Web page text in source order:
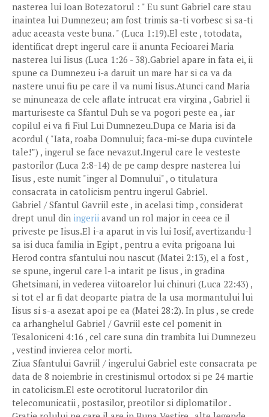
nasterea lui Ioan Botezatorul : " Eu sunt Gabriel care stau
inaintea lui Dumnezeu; am fost trimis sa-ti vorbesc si sa-ti
aduc aceasta veste buna. " (Luca 1:19).El este , totodata,
identificat drept ingerul care ii anunta Fecioarei Maria
nasterea lui Iisus (Luca 1:26 - 38).Gabriel apare in fata ei, ii
spune ca Dumnezeu i-a daruit un mare har si ca va da
nastere unui fiu pe care il va numi Iisus.Atunci cand Maria
se minuneaza de cele aflate intrucat era virgina , Gabriel ii
marturiseste ca Sfantul Duh se va pogori peste ea , iar
copilul ei va fi Fiul Lui Dumnezeu.Dupa ce Maria isi da
acordul ( "Iata, roaba Domnului; faca-mi-se dupa cuvintele
tale!”) , ingerul se face nevazut.Ingerul care le vesteste
pastorilor (Luca 2:8-14) de pe camp despre nasterea lui
Iisus , este numit "inger al Domnului" , o titulatura
consacrata in catolicism pentru ingerul Gabriel.
Gabriel / Sfantul Gavriil este , in acelasi timp , considerat
drept unul din ingerii avand un rol major in ceea ce il
priveste pe Iisus.El i-a aparut in vis lui Iosif, avertizandu-l
sa isi duca familia in Egipt , pentru a evita prigoana lui
Herod contra sfantului nou nascut (Matei 2:13), el a fost ,
se spune, ingerul care l-a intarit pe Iisus , in gradina
Ghetsimani, in vederea viitoarelor lui chinuri (Luca 22:43) ,
si tot el ar fi dat deoparte piatra de la usa mormantului lui
Iisus si s-a asezat apoi pe ea (Matei 28:2). In plus , se crede
ca arhanghelul Gabriel / Gavriil este cel pomenit in
Tesaloniceni 4:16 , cel care suna din trambita lui Dumnezeu
, vestind invierea celor morti.
Ziua Sfantului Gavriil / ingerului Gabriel este consacrata pe
data de 8 noiembrie in crestinismul ortodox si pe 24 martie
in catolicism.El este ocrotitorul lucratorilor din
telecomunicatii , postasilor, preotilor si diplomatilor .